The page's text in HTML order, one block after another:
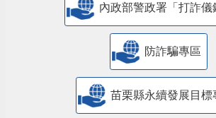
內政部警政署「打詐儀
防詐騙專區
苗栗縣永續發展目標